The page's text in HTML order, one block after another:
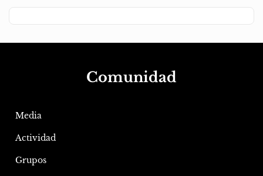
Comunidad
Media
Actividad
Grupos